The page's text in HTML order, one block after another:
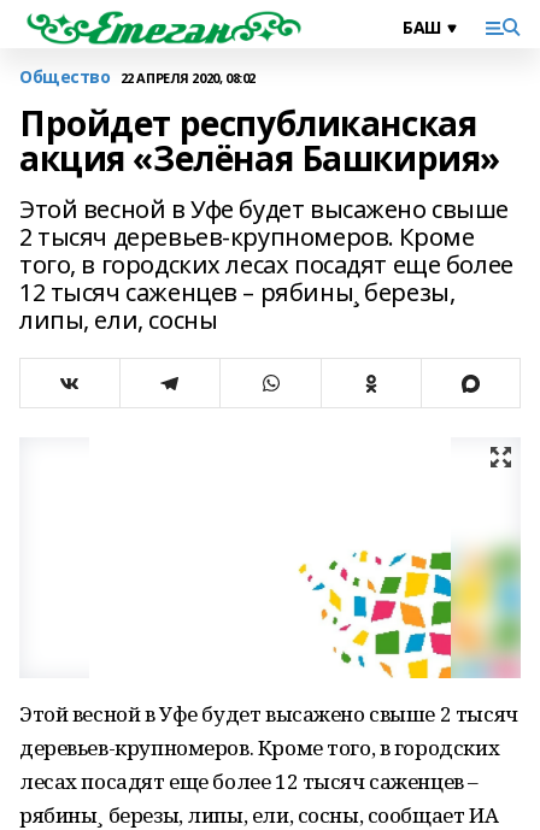
Общество 22 АПРЕЛЯ 2020, 08:02
Пройдет республиканская
акция «Зелёная Башкирия»
Этой весной в Уфе будет высажено свыше
2 тысяч деревьев-крупномеров. Кроме
того, в городских лесах посадят еще более
12 тысяч саженцев – рябины¸ березы,
липы, ели, сосны
Этой весной в Уфе будет высажено свыше 2 тысяч
деревьев-крупномеров. Кроме того, в городских
лесах посадят еще более 12 тысяч саженцев –
рябины¸ березы, липы, ели, сосны, сообщает ИА